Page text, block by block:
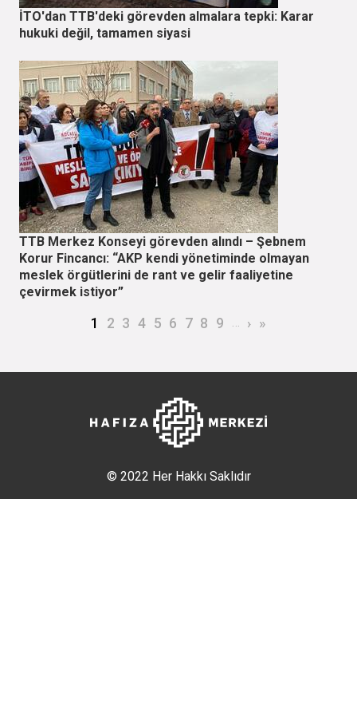
İTO'dan TTB'deki görevden almalara tepki: Karar
hukuki değil, tamamen siyasi
TTB Merkez Konseyi görevden alındı – Şebnem
Korur Fincancı: “AKP kendi yönetiminde olmayan
meslek örgütlerini de rant ve gelir faaliyetine
çevirmek istiyor”
Şu an kullanılan sayfa
1 Page
2 Page
3 Page
4 Page
5 Page
6 Page
7 Page
8 Page
9 … Sonraki sayfa
› Son sayfa
»
© 2022 Her Hakkı Saklıdır